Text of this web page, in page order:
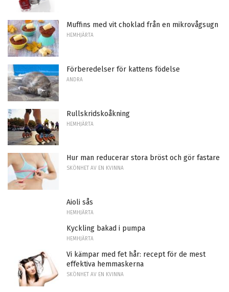
Muffins med vit choklad från en mikrovågsugn
HEMHJÄRTA
Förberedelser för kattens födelse
ANDRA
Rullskridskoåkning
HEMHJÄRTA
Hur man reducerar stora bröst och gör fastare
SKÖNHET AV EN KVINNA
Aioli sås
HEMHJÄRTA
Kyckling bakad i pumpa
HEMHJÄRTA
Vi kämpar med fet hår: recept för de mest
effektiva hemmaskerna
SKÖNHET AV EN KVINNA